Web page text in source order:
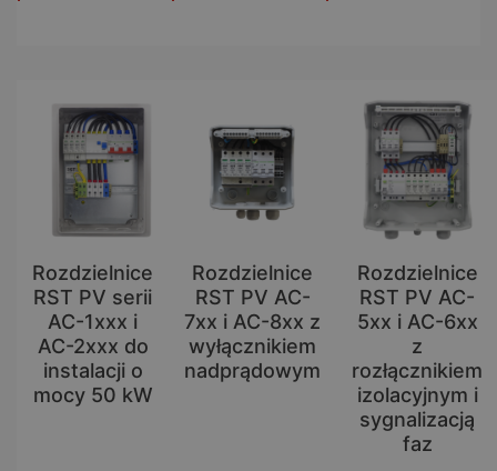
Rozdzielnice
RST PV serii
AC-1xxx i
AC-2xxx do
instalacji o
mocy 50 kW
Rozdzielnice
RST PV AC-
7xx i AC-8xx z
wyłącznikiem
nadprądowym
Rozdzielnice
RST PV AC-
5xx i AC-6xx
z
rozłącznikiem
izolacyjnym i
sygnalizacją
faz